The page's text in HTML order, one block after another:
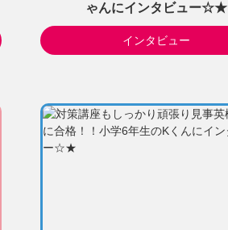
ゃんにインタビュー☆★
インタビュー